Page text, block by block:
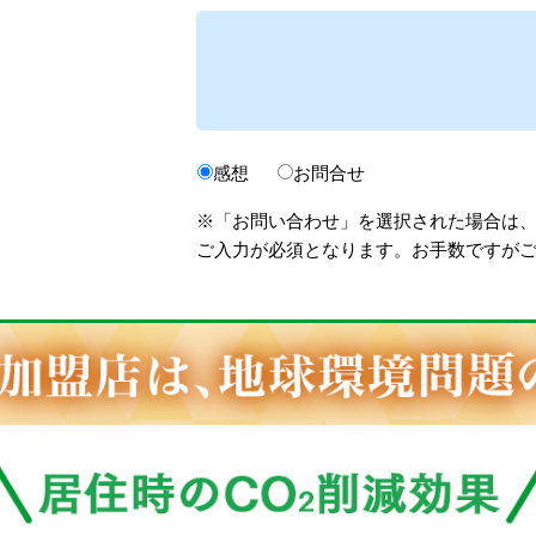
感想 お問合せ
※「お問い合わせ」を選択された場合は
ご入力が必須となります。お手数ですが